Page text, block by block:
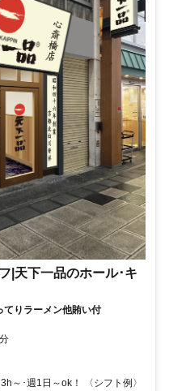
|天下一品のホール･キ
りラーメン他賄い付
～･週1日～ok！ 〈シフト例〉